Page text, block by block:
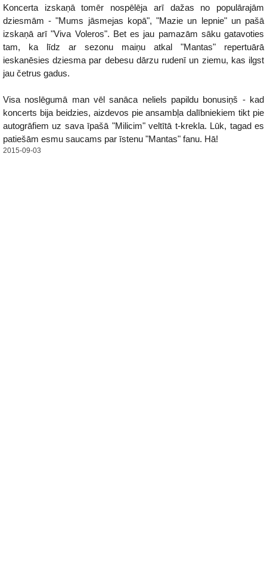
Koncerta izskaņā tomēr nospēlēja arī dažas no populārajām
dziesmām - "Mums jāsmejas kopā", "Mazie un lepnie" un pašā
izskaņā arī "Viva Voleros". Bet es jau pamazām sāku gatavoties
tam, ka līdz ar sezonu maiņu atkal "Mantas" repertuārā
ieskanēsies dziesma par debesu dārzu rudenī un ziemu, kas ilgst
jau četrus gadus.
Visa noslēgumā man vēl sanāca neliels papildu bonusiņš - kad
koncerts bija beidzies, aizdevos pie ansambļa dalībniekiem tikt pie
autogrāfiem uz sava īpašā "Milicim" veltītā t-krekla. Lūk, tagad es
patiešām esmu saucams par īstenu "Mantas" fanu. Hā!
2015-09-03